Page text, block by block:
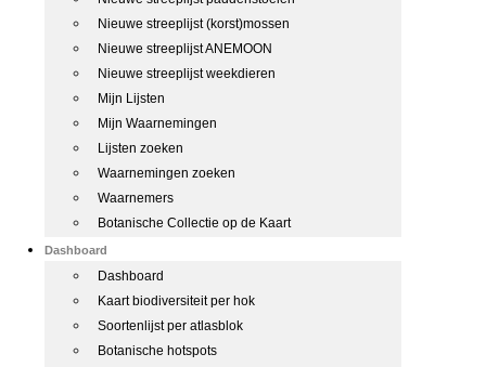
Nieuwe streeplijst (korst)mossen
Nieuwe streeplijst ANEMOON
Nieuwe streeplijst weekdieren
Mijn Lijsten
Mijn Waarnemingen
Lijsten zoeken
Waarnemingen zoeken
Waarnemers
Botanische Collectie op de Kaart
Dashboard
Dashboard
Kaart biodiversiteit per hok
Soortenlijst per atlasblok
Botanische hotspots